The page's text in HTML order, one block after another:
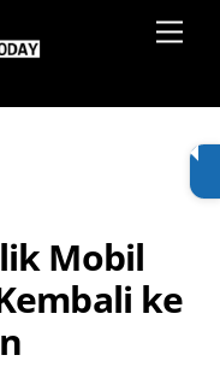
Mobil
ke